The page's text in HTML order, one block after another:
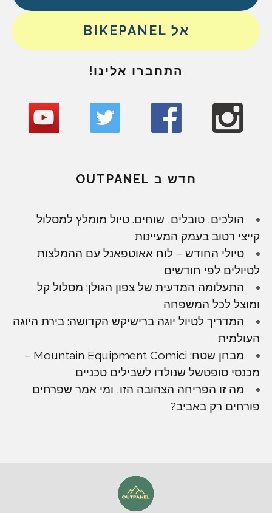
אל BIKEPANEL
התחברו אלינו!
חדש ב OUTPANEL
הולכים, טובלים, שוחים. טיול מומלץ למסלול
קייצי רטוב בעמק המעיינות
טיולי החודש – לוח אאוטפאנל עם ההמלצות
לטיולים לפי חודשים
התעלומה המדעית של צפון הגולן: מסלול קל
ומוצל לכל המשפחה
המדריך לטיול יוגה ברישיקש הקדושה: בירת היוגה
העולמית
מבחן שטח: Mountain Equipment Comici –
מכנסי סופטשל שנולדו לשבילים טכניים
מה זו הפריחה הצהובה הזו, ומי אמר שפרחים
פורחים רק באביב?